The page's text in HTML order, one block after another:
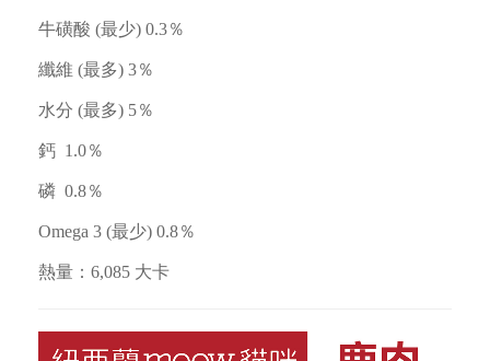
牛磺酸 (最少) 0.3％
纖維 (最多) 3％
水分 (最多) 5％
鈣 1.0％
磷 0.8％
Omega 3 (最少) 0.8％
熱量：6,085 大卡